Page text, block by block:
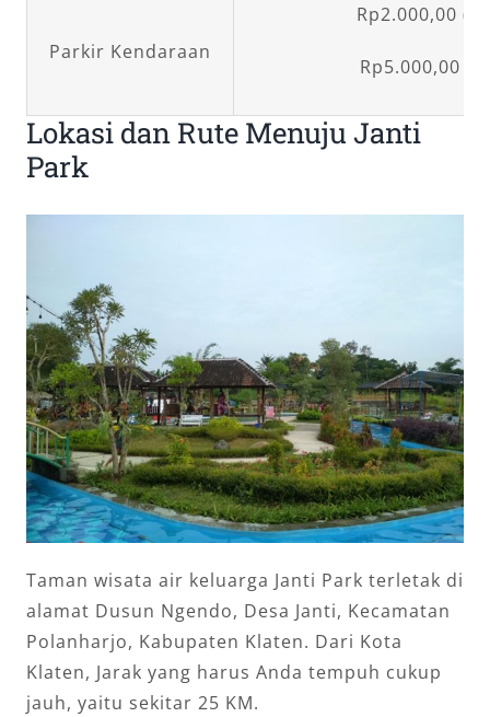
Parkir Kendaraan
Rp2.000,00
Rp5.000,00
Lokasi dan Rute Menuju Janti
Park
Taman wisata air keluarga Janti Park terletak di
alamat Dusun Ngendo, Desa Janti, Kecamatan
Polanharjo, Kabupaten Klaten. Dari Kota
Klaten, Jarak yang harus Anda tempuh cukup
jauh, yaitu sekitar 25 KM.